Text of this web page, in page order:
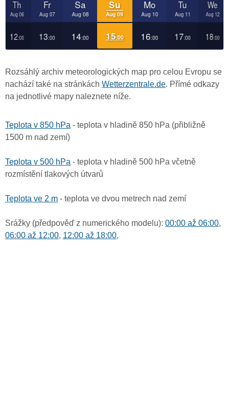
Rozsáhlý archiv meteorologických map pro celou Evropu se
nachází také na stránkách Wetterzentrale.de. Přímé odkazy
na jednotlivé mapy naleznete níže.
Teplota v 850 hPa - teplota v hladině 850 hPa (přibližně
1500 m nad zemí)
Teplota v 500 hPa - teplota v hladině 500 hPa včetně
rozmístění tlakových útvarů
Teplota ve 2 m - teplota ve dvou metrech nad zemí
Srážky (předpověď z numerického modelu): 00:00 až 06:00,
06:00 až 12:00, 12:00 až 18:00,